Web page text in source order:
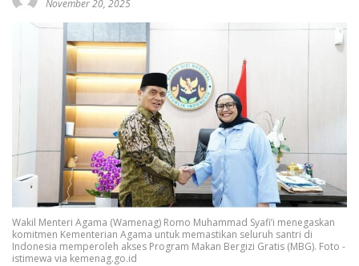
November 20, 2025
Wakil Menteri Agama (Wamenag) Romo Muhammad Syafi’i menegaskan
komitmen Kementerian Agama untuk memastikan seluruh santri di
Indonesia memperoleh akses Program Makan Bergizi Gratis (MBG). Foto -
istimewa via kemenag.go.id